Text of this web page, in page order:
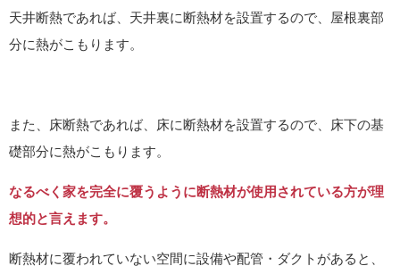
天井断熱であれば、天井裏に断熱材を設置するので、屋根裏部
分に熱がこもります。
また、床断熱であれば、床に断熱材を設置するので、床下の基
礎部分に熱がこもります。
なるべく家を完全に覆うように断熱材が使用されている方が理
想的と言えます。
断熱材に覆われていない空間に設備や配管・ダクトがあると、